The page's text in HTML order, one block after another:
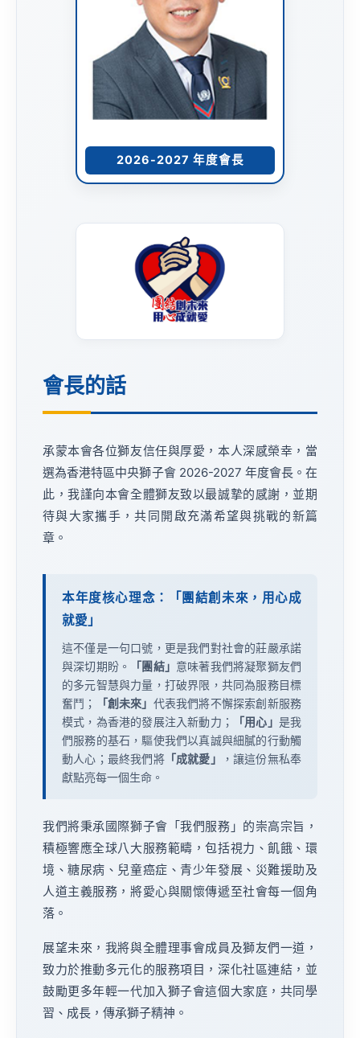
2026-2027 年度會長
會長的話
承蒙本會各位獅友信任與厚愛，本人深感榮幸，當
選為香港特區中央獅子會 2026-2027 年度會長。在
此，我謹向本會全體獅友致以最誠摯的感謝，並期
待與大家攜手，共同開啟充滿希望與挑戰的新篇
章。
本年度核心理念：「團結創未來，用心成
就愛」
這不僅是一句口號，更是我們對社會的莊嚴承諾
與深切期盼。
「團結」 意味著我們將凝聚獅友們
的多元智慧與力量，打破界限，共同為服務目標
奮鬥；
「創未來」 代表我們將不懈探索創新服務
模式，為香港的發展注入新動力；
「用心」 是我
們服務的基石，驅使我們以真誠與細膩的行動觸
動人心；最終我們將「成就愛」
，讓這份無私奉
獻點亮每一個生命。
我們將秉承國際獅子會「我們服務」的崇高宗旨，
積極響應全球八大服務範疇，包括視力、飢餓、環
境、糖尿病、兒童癌症、青少年發展、災難援助及
人道主義服務，將愛心與關懷傳遞至社會每一個角
落。
展望未來，我將與全體理事會成員及獅友們一道，
致力於推動多元化的服務項目，深化社區連結，並
鼓勵更多年輕一代加入獅子會這個大家庭，共同學
習、成長，傳承獅子精神。